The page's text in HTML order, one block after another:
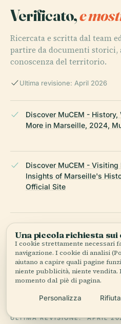
Verificato,e
Ricercata e scritta dal team
partire da documenti
conoscenza del territorio.
Ultima revisione: April 2026
Discover MuCEM -
More in Marseille, 2024,
Discover MuCEM -
Insights of Marseille's
Official Site
and Tips, 2024, MuCEM
Wikipedia — Museo delle
ULTIMA REVISIONE: APRIL
Una piccola richiesta sui
I cookie strettamente necessari
navigazione. I cookie di analisi
aiutano a capire quali pagine
niente pubblicità, niente vendita.
momento dal piè di pagina.
Personalizza